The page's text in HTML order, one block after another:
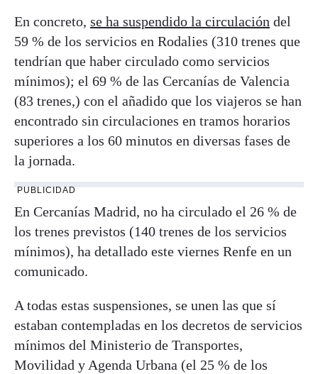
En concreto, se ha suspendido la circulación del
59 % de los servicios en Rodalies (310 trenes que
tendrían que haber circulado como servicios
mínimos); el 69 % de las Cercanías de Valencia
(83 trenes,) con el añadido que los viajeros se han
encontrado sin circulaciones en tramos horarios
superiores a los 60 minutos en diversas fases de
la jornada.
PUBLICIDAD
En Cercanías Madrid, no ha circulado el 26 % de
los trenes previstos (140 trenes de los servicios
mínimos), ha detallado este viernes Renfe en un
comunicado.
A todas estas suspensiones, se unen las que sí
estaban contempladas en los decretos de servicios
mínimos del Ministerio de Transportes,
Movilidad y Agenda Urbana (el 25 % de los